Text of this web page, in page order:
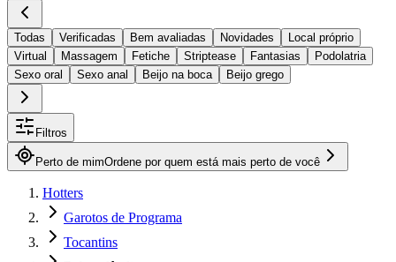
Todas Verificadas Bem avaliadas Novidades
Local próprio
Virtual
Massagem Fetiche Striptease Fantasias
Podolatria
Sexo oral
Sexo anal Beijo na boca Beijo grego
Filtros
Perto de mimOrdene por quem está mais perto de você
Hotters
Garotos de Programa
Tocantins